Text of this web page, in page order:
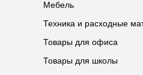
Мебель
Техника и расходные
Товары для офиса
Товары для школы